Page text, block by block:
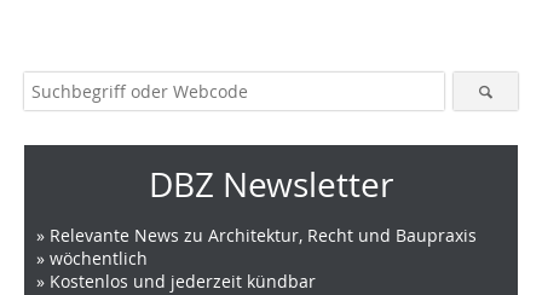
DBZ Newsletter
» Relevante News zu Architektur, Recht und Baupraxis
» wöchentlich
» Kostenlos und jederzeit kündbar